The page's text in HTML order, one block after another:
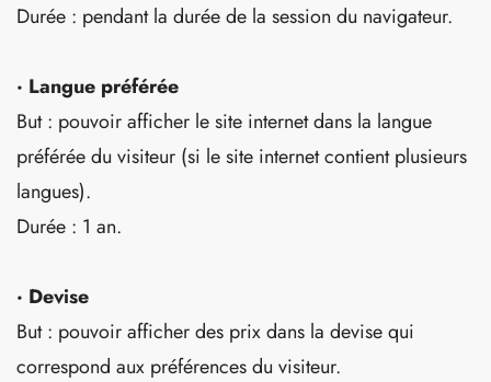
Durée : pendant la durée de la session du navigateur.
· Langue préférée
But : pouvoir afficher le site internet dans la langue
préférée du visiteur (si le site internet contient plusieurs
langues).
Durée : 1 an.
· Devise
But : pouvoir afficher des prix dans la devise qui
correspond aux préférences du visiteur.